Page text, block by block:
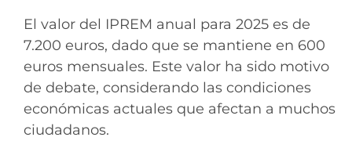
El valor del IPREM anual para 2025 es de
7.200 euros, dado que se mantiene en 600
euros mensuales. Este valor ha sido motivo
de debate, considerando las condiciones
económicas actuales que afectan a muchos
ciudadanos.